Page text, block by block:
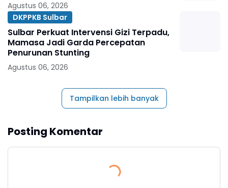
Agustus 06, 2026
DKPPKB Sulbar
Sulbar Perkuat Intervensi Gizi Terpadu,
Mamasa Jadi Garda Percepatan
Penurunan Stunting
Agustus 06, 2026
Tampilkan lebih banyak
Posting Komentar